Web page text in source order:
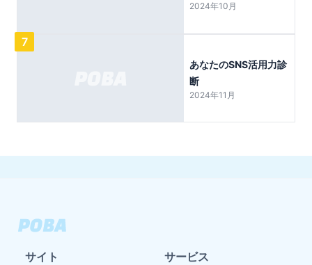
2024年10月
7
あなたのSNS活用力診
断
2024年11月
サイト サービス